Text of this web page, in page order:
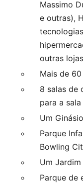
Massimo
e outras),
outras
Mais de
8 salas de
para a
Um
Parque
Bowling
Um
Parque de